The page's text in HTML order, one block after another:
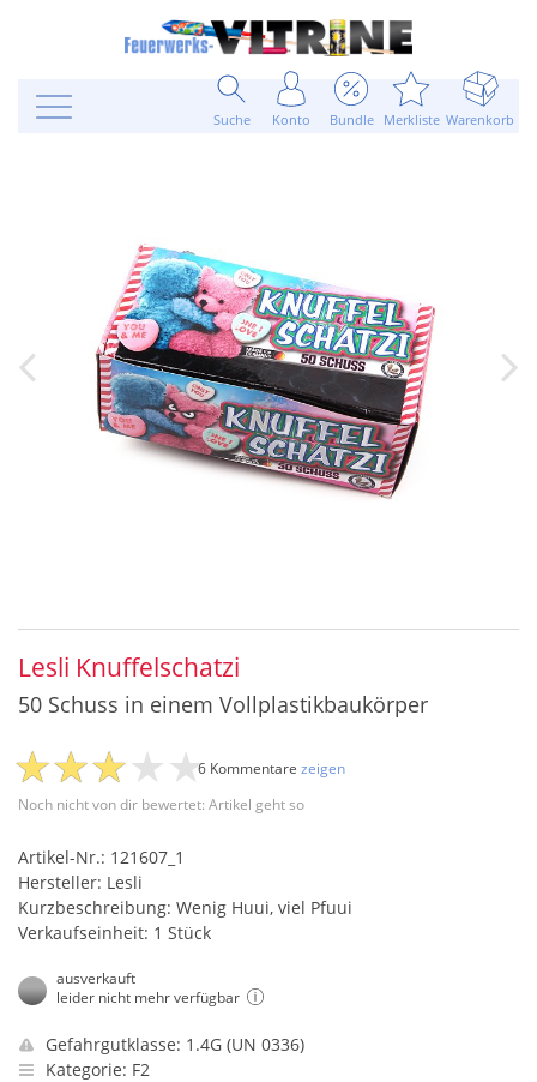
Suche Konto Bundle Merkliste Warenkorb
Lesli Knuffelschatzi
50 Schuss in einem Vollplastikbaukörper
Noch nicht von dir bewertet: Artikel geht so
6 Kommentare zeigen
Artikel-Nr.: 121607_1
Hersteller: Lesli
Kurzbeschreibung: Wenig Huui, viel Pfuui
Verkaufseinheit: 1 Stück
ausverkauft
leider nicht mehr verfügbar
Gefahrgutklasse: 1.4G (UN 0336)
Kategorie: F2